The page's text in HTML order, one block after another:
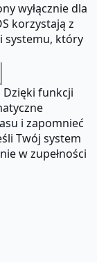
wyłącznie dla
korzystają z
systemu, który
Dzięki funkcji
i zapomnieć
Twój system
w zupełności